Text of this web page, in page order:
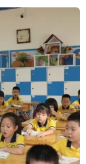
trước
hộ đối với